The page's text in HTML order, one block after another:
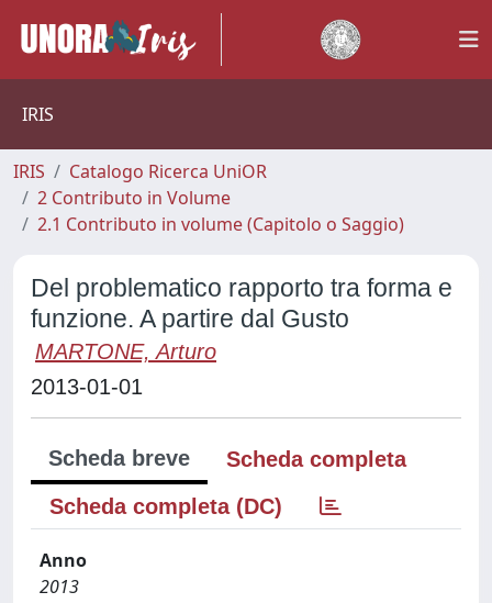
IRIS
IRIS
Catalogo Ricerca UniOR
2 Contributo in Volume
2.1 Contributo in volume (Capitolo o Saggio)
Del problematico rapporto tra forma e
funzione. A partire dal Gusto
MARTONE, Arturo
2013-01-01
Scheda breve
Scheda completa
Scheda completa (DC)
Anno
2013